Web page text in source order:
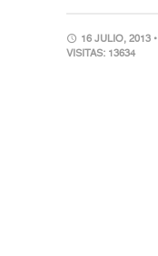
16 JULIO, 2013 •
VISITAS: 13634